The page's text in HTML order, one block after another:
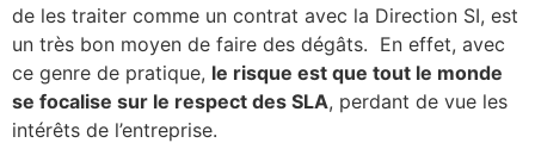
de les traiter comme un contrat avec la Direction SI, est
un très bon moyen de faire des dégâts. En effet, avec
ce genre de pratique, le risque est que tout le monde
se focalise sur le respect des SLA, perdant de vue les
intérêts de l’entreprise.